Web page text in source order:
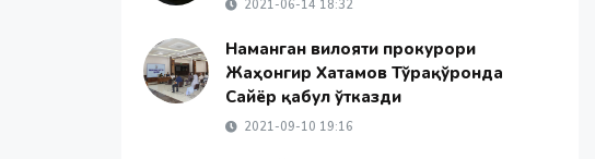
2021-06-14 18:32
Наманган вилояти прокурори
Жаҳонгир Хатамов Тўрақўрғонда
Сайёр қабул ўтказди
2021-09-10 19:16